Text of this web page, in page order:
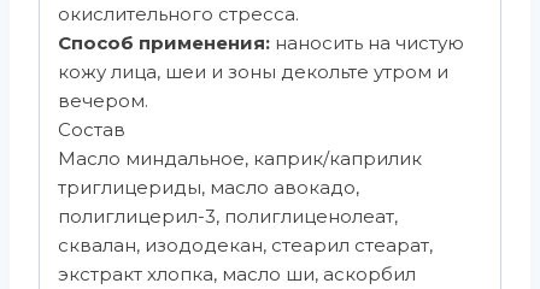
окислительного стресса.
Способ применения: наносить на чистую
кожу лица, шеи и зоны декольте утром и
вечером.
Состав
Масло миндальное, каприк/каприлик
триглицериды, масло авокадо,
полиглицерил-3, полиглиценолеат,
сквалан, изододекан, стеарил стеарат,
экстракт хлопка, масло ши, аскорбил